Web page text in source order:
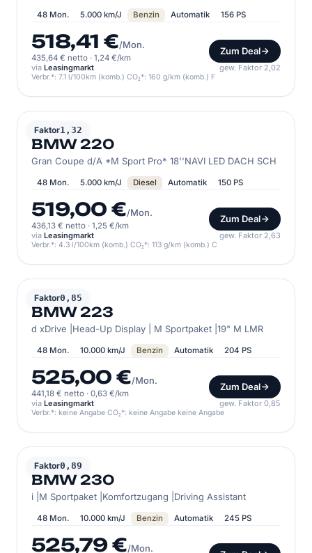
48 Mon. 5.000 km/J Benzin Automatik 156 PS
518,41 €/Mon.
435,64 € netto · 1,24 €/km
Zum Deal
via Leasingmarkt gew. Faktor 2,02
Verbr.*: 7.1 l/100km (komb.) CO₂*: 160 g/km (komb.) F
Faktor1,32
BMW
BMW 220
Gran Coupe d/A *M Sport Pro* 18''NAVI LED DACH SCH
48 Mon. 5.000 km/J Diesel Automatik 150 PS
519,00 €/Mon.
436,13 € netto · 1,25 €/km
Zum Deal
via Leasingmarkt gew. Faktor 2,63
Verbr.*: 4.3 l/100km (komb.) CO₂*: 113 g/km (komb.) C
Faktor0,85
BMW
BMW 223
d xDrive |Head-Up Display | M Sportpaket |19" M LMR
48 Mon. 10.000 km/J Benzin Automatik 204 PS
525,00 €/Mon.
441,18 € netto · 0,63 €/km
Zum Deal
via Leasingmarkt gew. Faktor 0,85
Verbr.*: keine Angabe CO₂*: keine Angabe keine Angabe
Faktor0,89
BMW
BMW 230
i |M Sportpaket |Komfortzugang |Driving Assistant
48 Mon. 10.000 km/J Benzin Automatik 245 PS
525,79 €/Mon.